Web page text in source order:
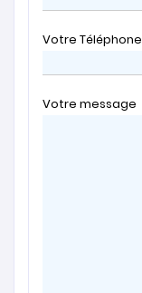
Votre Téléphone
Votre message